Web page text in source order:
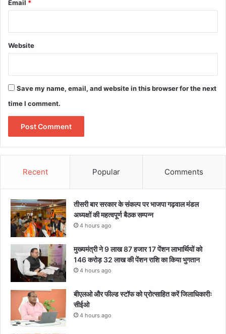
Email *
Website
Save my name, email, and website in this browser for the next
time I comment.
Recent Popular Comments
तीसरी बार सरकार के संकल्प पर भाजपा गढ़वाल मंडल
अध्यक्षों की महत्वपूर्ण बैठक सम्पन्न
4 hours ago
मुख्यमंत्री ने 9 लाख 87 हजार 17 पेंशन लाभार्थियों को
146 करोड़ 32 लाख की पेंशन राशि का किया भुगतान
4 hours ago
बीएलओ और फील्ड स्टॉफ को प्रोत्साहित करें जिलाधिकारीः
सीईओ
4 hours ago